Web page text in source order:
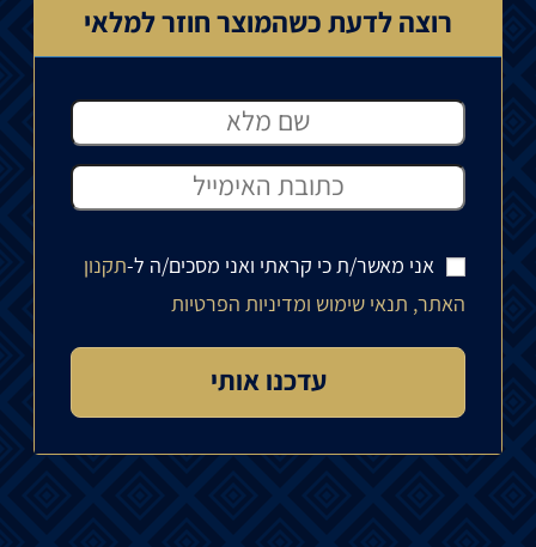
רוצה לדעת כשהמוצר חוזר למלאי
אני מאשר/ת כי קראתי ואני מסכים/ה ל-תקנון
האתר, תנאי שימוש ומדיניות הפרטיות